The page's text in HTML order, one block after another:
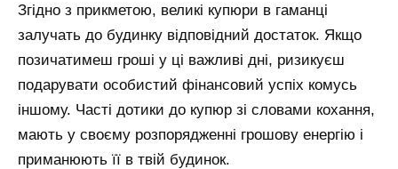
Згідно з прикметою, великі купюри в гаманці
залучать до будинку відповідний достаток. Якщо
позичатимеш гроші у ці важливі дні, ризикуєш
подарувати особистий фінансовий успіх комусь
іншому. Часті дотики до купюр зі словами кохання,
мають у своєму розпорядженні грошову енергію і
приманюють її в твій будинок.